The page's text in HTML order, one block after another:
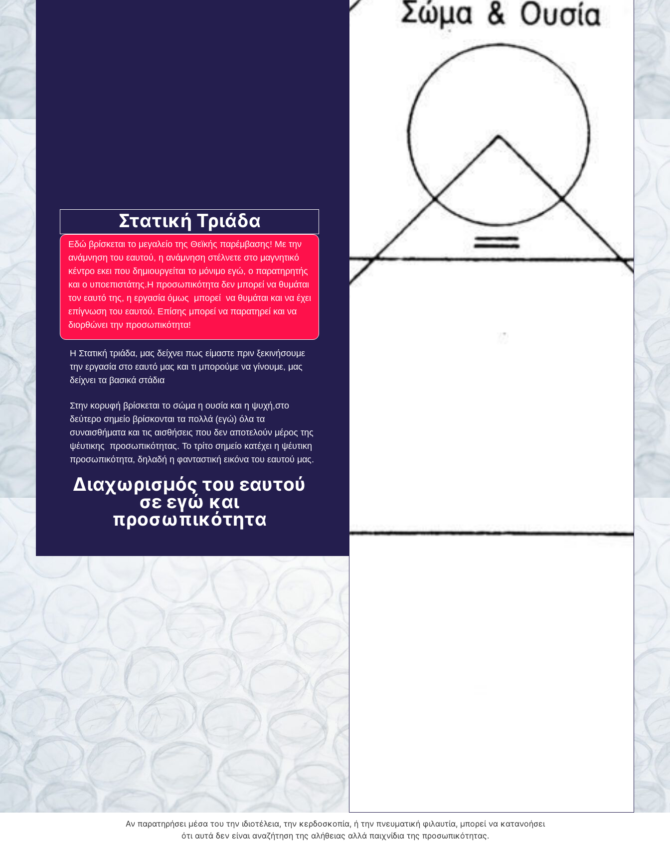
Στατική Τριάδα
Εδώ βρίσκεται το μεγαλείο της Θεϊκής παρέμβασης! Με την
ανάμνηση του εαυτού, η ανάμνηση στέλνετε στο μαγνητικό
κέντρο εκει που δημιουργείται το μόνιμο εγώ, ο παρατηρητής
και ο υποεπιστάτης.Η προσωπικότητα δεν μπορεί να θυμάται
τον εαυτό της, η εργασία όμως μπορεί να θυμάται και να έχει
επίγνωση του εαυτού. Επίσης μπορεί να παρατηρεί και να
διορθώνει την προσωπικότητα!
Η Στατική τριάδα, μας δείχνει πως είμαστε πριν ξεκινήσουμε
την εργασία στο εαυτό μας και τι μπορούμε να γίνουμε, μας
δείχνει τα βασικά στάδια
Στην κορυφή βρίσκεται το σώμα η ουσία και η ψυχή,στο
δεύτερο σημείο βρίσκονται τα πολλά (εγώ) όλα τα
συναισθήματα και τις αισθήσεις που δεν αποτελούν μέρος της
ψέυτικης προσωπικότητας. Το τρίτο σημείο κατέχει η ψέυτικη
προσωπικότητα, δηλαδή η φανταστική εικόνα του εαυτού μας.
Διαχωρισμός του εαυτού
σε εγώ και
προσωπικότητα
Αν παρατηρήσει μέσα του την ιδιοτέλεια, την κερδοσκοπία, ή την πνευματική φιλαυτία, μπορεί να κατανοήσει
ότι αυτά δεν είναι αναζήτηση της αλήθειας αλλά παιχνίδια της προσωπικότητας.